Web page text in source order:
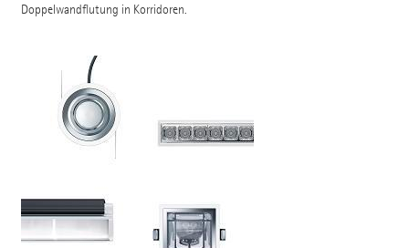
Doppelwandflutung in Korridoren.